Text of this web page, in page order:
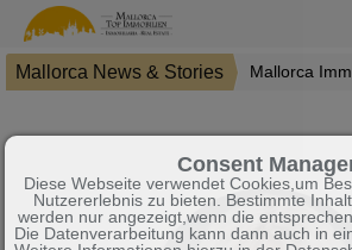
Mallorca News & Stories Mallorca
Consent
Diese Webseite verwendet Cookies,um
Nutzererlebnis zu bieten. Bestimmte
werden nur angezeigt,wenn die
Die Datenverarbeitung kann dann auch in